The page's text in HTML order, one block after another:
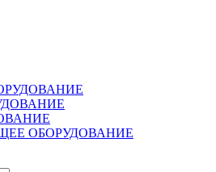
ОБОРУДОВАНИЕ